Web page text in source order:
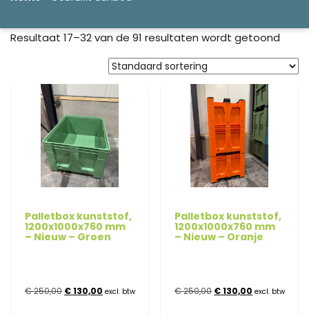
Resultaat 17–32 van de 91 resultaten wordt getoond
Palletbox kunststof,
1200x1000x760 mm
– Nieuw – Groen
€250,00 Oorspronkelijke
€130,00 Huidige
excl. btw
Palletbox kunststof,
1200x1000x760 mm
– Nieuw – Oranje
€250,00 Oorspronkelijke
€130,00 Huidige
excl. btw